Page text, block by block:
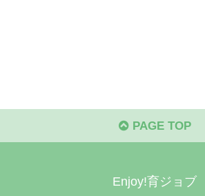
PAGE TOP
Enjoy!育ジョブ